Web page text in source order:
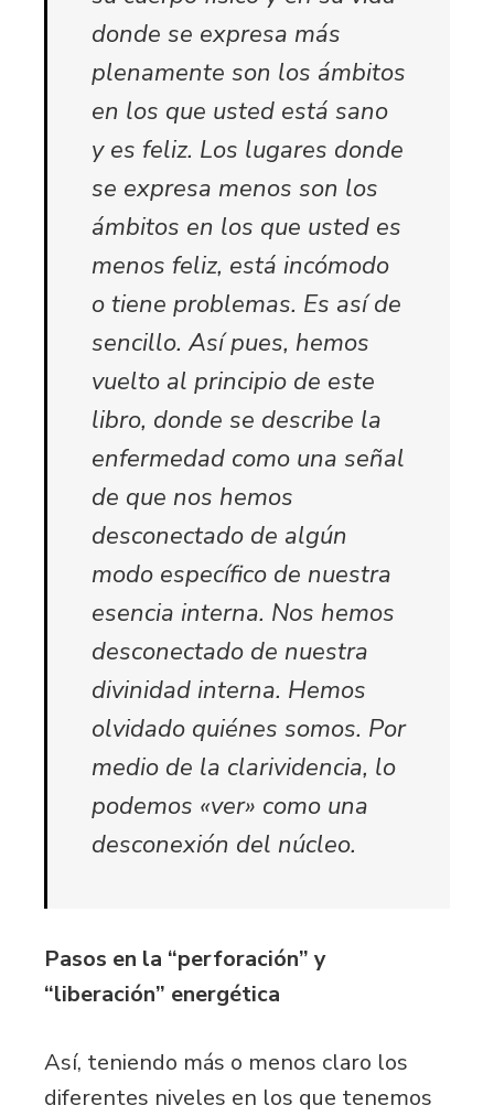
donde se expresa más
plenamente son los ámbitos
en los que usted está sano
y es feliz. Los lugares donde
se expresa menos son los
ámbitos en los que usted es
menos feliz, está incómodo
o tiene problemas. Es así de
sencillo. Así pues, hemos
vuelto al principio de este
libro, donde se describe la
enfermedad como una señal
de que nos hemos
desconectado de algún
modo específico de nuestra
esencia interna. Nos hemos
desconectado de nuestra
divinidad interna. Hemos
olvidado quiénes somos. Por
medio de la clarividencia, lo
podemos «ver» como una
desconexión del núcleo.
Pasos en la “perforación” y
“liberación” energética
Así, teniendo más o menos claro los
diferentes niveles en los que tenemos